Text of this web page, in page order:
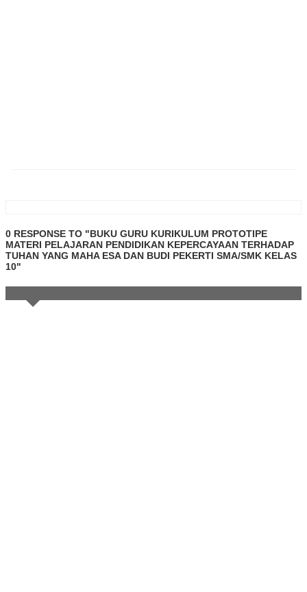
0 RESPONSE TO "BUKU GURU KURIKULUM PROTOTIPE
MATERI PELAJARAN PENDIDIKAN KEPERCAYAAN TERHADAP
TUHAN YANG MAHA ESA DAN BUDI PEKERTI SMA/SMK KELAS
10"